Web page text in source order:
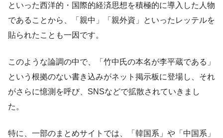
といった西洋的・国際的経済思想を積極的に導入した人物
であることから、「親中」「親外資」といったレッテルを
貼られたことも一因です。
このような論調の中で、「竹中氏の本名が李平蔵である」
という根拠のない書き込みがネット掲示板に登場し、それ
がさらに憶測を呼び、SNSなどで拡散されていきまし
た。
特に、一部のまとめサイトでは、「韓国系」や「中国系」